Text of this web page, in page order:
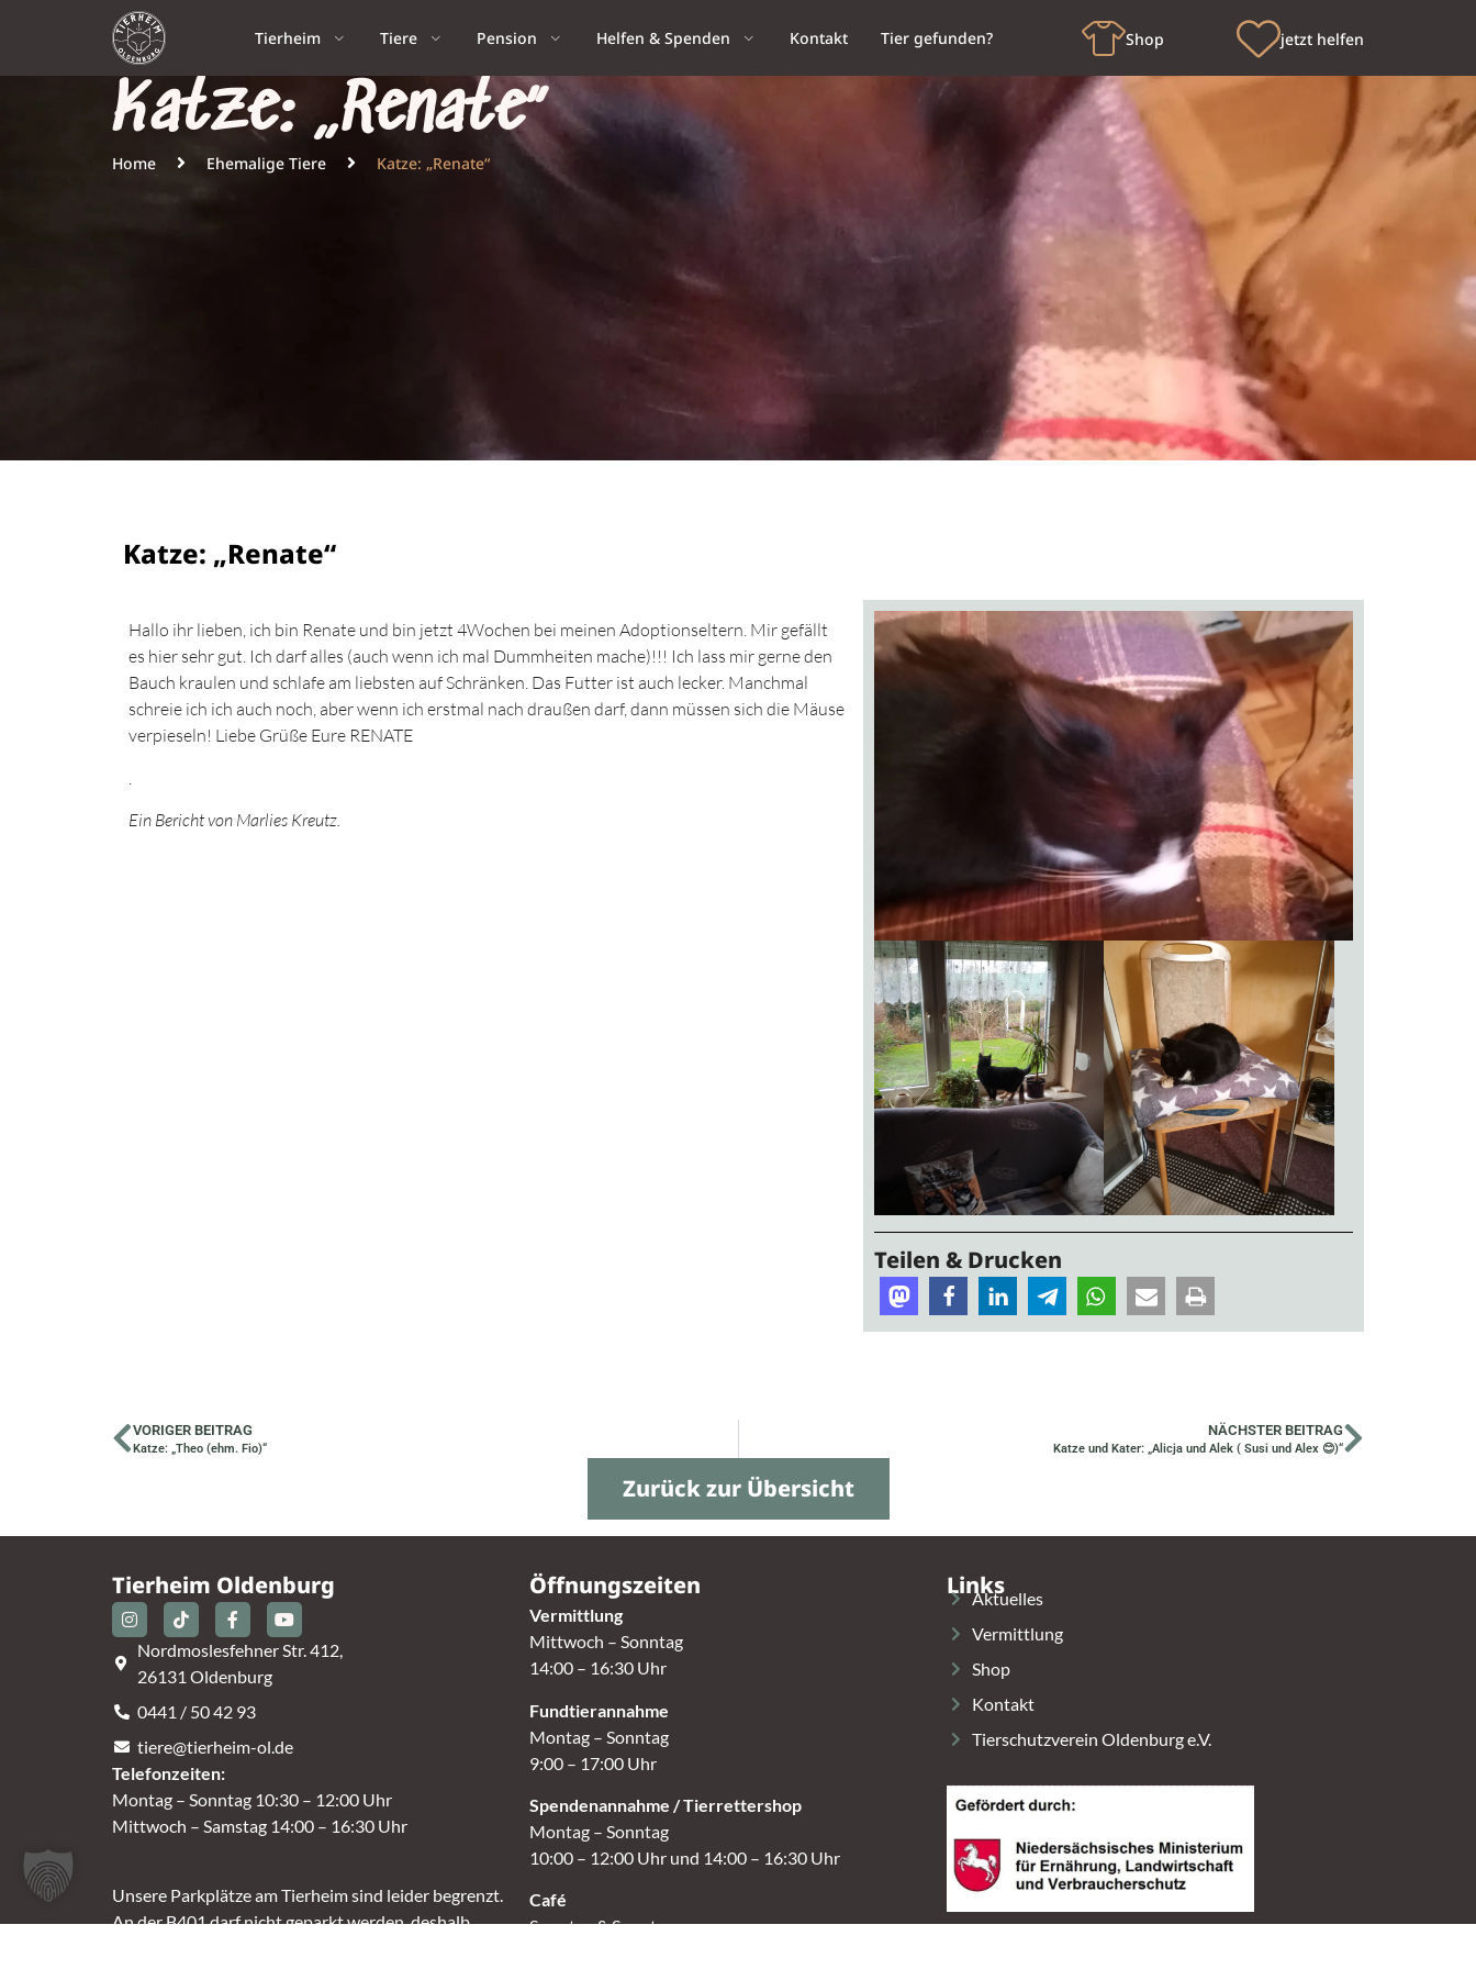
Tierheim Tiere Pension Helfen & Spenden Kontakt Tier gefunden? Shop jetzt helfen
Katze: „Renate“
Home Ehemalige Tiere Katze: „Renate“
Katze: „Renate“
Hallo ihr lieben, ich bin Renate und bin jetzt 4Wochen bei meinen Adoptionseltern. Mir gefällt
es hier sehr gut. Ich darf alles (auch wenn ich mal Dummheiten mache)!!! Ich lass mir gerne den
Bauch kraulen und schlafe am liebsten auf Schränken. Das Futter ist auch lecker. Manchmal
schreie ich ich auch noch, aber wenn ich erstmal nach draußen darf, dann müssen sich die Mäuse
verpieseln! Liebe Grüße Eure RENATE
Ein Bericht von Marlies Kreutz.
Teilen & Drucken
VORIGER BEITRAG
Katze: „Theo (ehm. Fio)“
NÄCHSTER BEITRAG
Katze und Kater: „Alicja und Alek ( Susi und Alex 😊)“
Zurück zur Übersicht
Tierheim Oldenburg
Nordmoslesfehner Str. 412,
26131 Oldenburg
0441 / 50 42 93
tiere@tierheim-ol.de
Telefonzeiten:
Montag – Sonntag 10:30 – 12:00 Uhr
Mittwoch – Samstag 14:00 – 16:30 Uhr
Unsere Parkplätze am Tierheim sind leider begrenzt.
An der B401 darf nicht geparkt werden, deshalb
Öffnungszeiten
Vermittlung
Mittwoch – Sonntag
14:00 – 16:30 Uhr
Fundtierannahme
Montag – Sonntag
9:00 – 17:00 Uhr
Spendenannahme / Tierrettershop
Montag – Sonntag
10:00 – 12:00 Uhr und 14:00 – 16:30 Uhr
Café
Samstag & Sonntag
Links
Aktuelles
Vermittlung
Shop
Kontakt
Tierschutzverein Oldenburg e.V.